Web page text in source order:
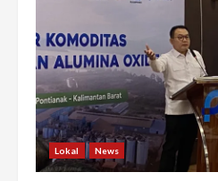
Lokal News